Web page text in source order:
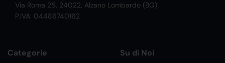
Via Roma 25, 24022, Alzano Lombardo (BG)
P.IVA: 04486740162
Categorie Su di Noi